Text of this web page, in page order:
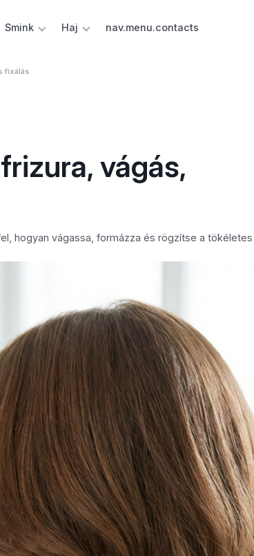
Smink Haj nav.menu.contacts
fixálás
vágás,
hogyan vágassa, formázza és rögzítse a